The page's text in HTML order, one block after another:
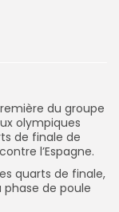
du groupe
olympiques
de finale de
l’Espagne.
quarts de finale,
phase de poule